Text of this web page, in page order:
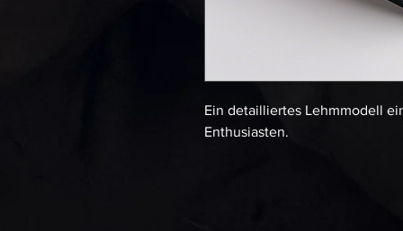
Ein detailliertes Lehmmodell
Enthusiasten.